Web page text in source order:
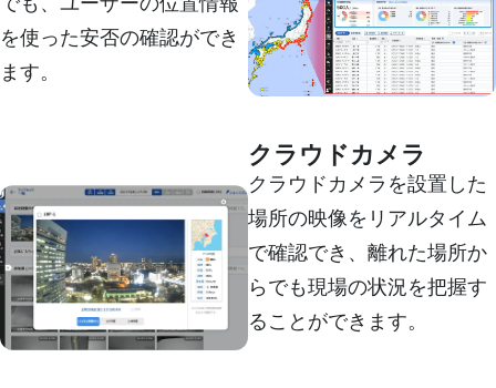
を使った安否の確認ができ
ます。
クラウドカメラ
クラウドカメラを設置した
場所の映像をリアルタイム
で確認でき、離れた場所か
らでも現場の状況を把握す
ることができます。